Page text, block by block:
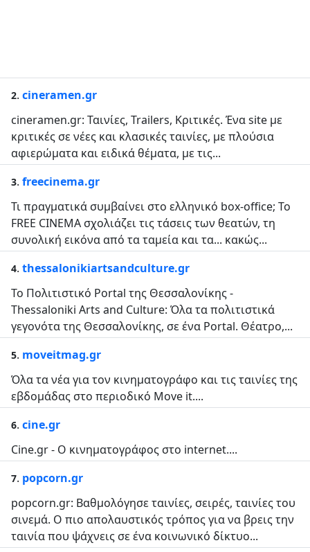
2. cineramen.gr
cineramen.gr: Ταινίες, Trailers, Κριτικές. Ένα site με
κριτικές σε νέες και κλασικές ταινίες, με πλούσια
αφιερώματα και ειδικά θέματα, με τις...
3. freecinema.gr
Τι πραγματικά συμβαίνει στο ελληνικό box-office; Το
FREE CINEMA σχολιάζει τις τάσεις των θεατών, τη
συνολική εικόνα από τα ταμεία και τα... κακώς...
4. thessalonikiartsandculture.gr
Το Πολιτιστικό Portal της Θεσσαλονίκης -
Thessaloniki Arts and Culture: Όλα τα πολιτιστικά
γεγονότα της Θεσσαλονίκης, σε ένα Portal. Θέατρο,...
5. moveitmag.gr
Όλα τα νέα για τον κινηματογράφο και τις ταινίες της
εβδομάδας στο περιοδικό Move it....
6. cine.gr
Cine.gr - Ο κινηματογράφος στο internet....
7. popcorn.gr
popcorn.gr: Βαθμολόγησε ταινίες, σειρές, ταινίες του
σινεμά. Ο πιο απολαυστικός τρόπος για να βρεις την
ταινία που ψάχνεις σε ένα κοινωνικό δίκτυο...